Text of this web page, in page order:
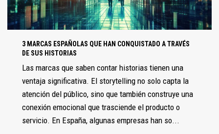
3 MARCAS ESPAÑOLAS QUE HAN CONQUISTADO A TRAVÉS
DE SUS HISTORIAS
Las marcas que saben contar historias tienen una
ventaja significativa. El storytelling no solo capta la
atención del público, sino que también construye una
conexión emocional que trasciende el producto o
servicio. En España, algunas empresas han so...